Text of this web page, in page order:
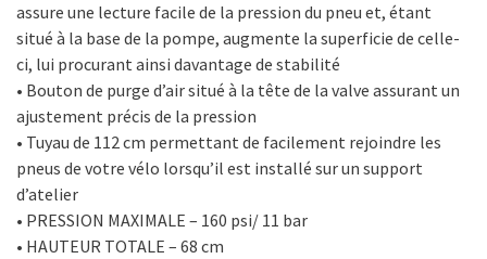
assure une lecture facile de la pression du pneu et, étant
situé à la base de la pompe, augmente la superficie de celle-
ci, lui procurant ainsi davantage de stabilité
• Bouton de purge d’air situé à la tête de la valve assurant un
ajustement précis de la pression
• Tuyau de 112 cm permettant de facilement rejoindre les
pneus de votre vélo lorsqu’il est installé sur un support
d’atelier
• PRESSION MAXIMALE – 160 psi/ 11 bar
• HAUTEUR TOTALE – 68 cm